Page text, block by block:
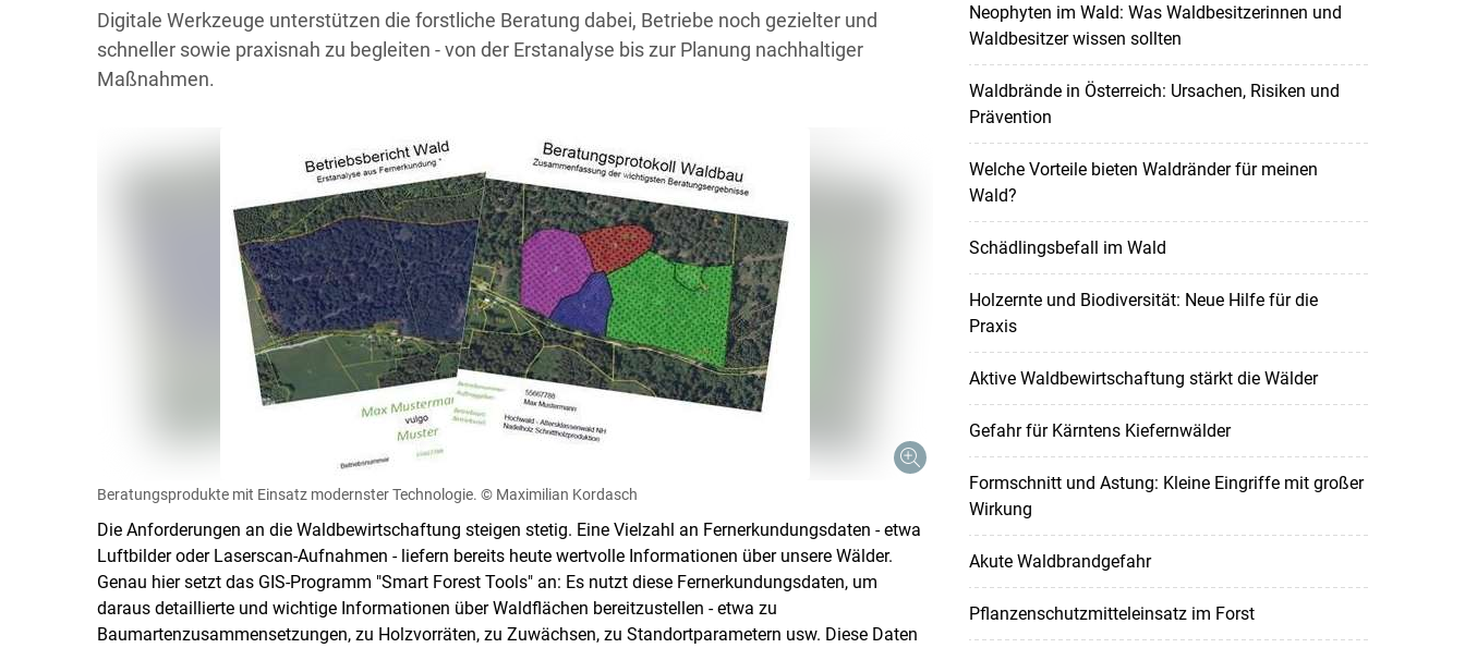
Skip to main content
Digitale Werkzeuge unterstützen die forstliche Beratung dabei, Betriebe noch gezielter und
schneller sowie praxisnah zu begleiten - von der Erstanalyse bis zur Planung nachhaltiger
Maßnahmen.
Beratungsprodukte mit Einsatz modernster Technologie. © Maximilian Kordasch
Die Anforderungen an die Waldbewirtschaftung steigen stetig. Eine Vielzahl an Fernerkundungsdaten - etwa
Luftbilder oder Laserscan-Aufnahmen - liefern bereits heute wertvolle Informationen über unsere Wälder.
Genau hier setzt das GIS-Programm "Smart Forest Tools" an: Es nutzt diese Fernerkundungsdaten, um
daraus detaillierte und wichtige Informationen über Waldflächen bereitzustellen - etwa zu
Baumartenzusammensetzungen, zu Holzvorräten, zu Zuwächsen, zu Standortparametern usw. Diese Daten
Neophyten im Wald: Was Waldbesitzerinnen und
Waldbesitzer wissen sollten
Waldbrände in Österreich: Ursachen, Risiken und
Prävention
Welche Vorteile bieten Waldränder für meinen
Wald?
Schädlingsbefall im Wald
Holzernte und Biodiversität: Neue Hilfe für die
Praxis
Aktive Waldbewirtschaftung stärkt die Wälder
Gefahr für Kärntens Kiefernwälder
Formschnitt und Astung: Kleine Eingriffe mit großer
Wirkung
Akute Waldbrandgefahr
Pflanzenschutzmitteleinsatz im Forst